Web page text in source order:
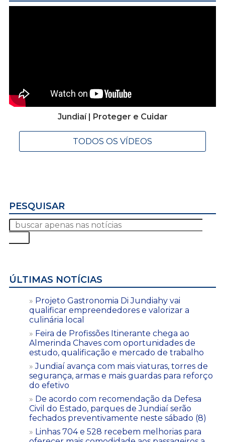
Jundiaí | Proteger e Cuidar
TODOS OS VÍDEOS
PESQUISAR
ÚLTIMAS NOTÍCIAS
Projeto Gastronomia Di Jundiahy vai
qualificar empreendedores e valorizar a
culinária local
Feira de Profissões Itinerante chega ao
Almerinda Chaves com oportunidades de
estudo, qualificação e mercado de trabalho
Jundiaí avança com mais viaturas, torres de
segurança, armas e mais guardas para reforço
do efetivo
De acordo com recomendação da Defesa
Civil do Estado, parques de Jundiaí serão
fechados preventivamente neste sábado (8)
Linhas 704 e 528 recebem melhorias para